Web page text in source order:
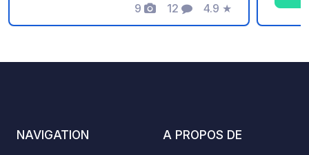
privés pour camping-cars et fourgons
sportives Animaux de compagnie
9
Photos
12
Commentaires
4.9
Note
★
et
soleil
NAVIGATION A PROPOS DE